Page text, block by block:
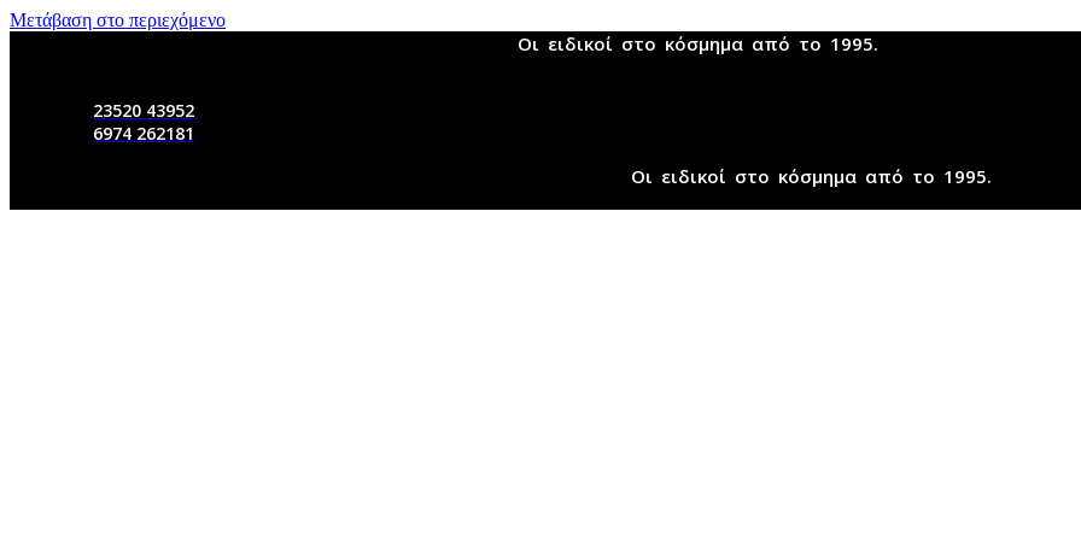
Μετάβαση στο περιεχόμενο
Οι ειδικοί στο κόσμημα από το 1995.
23520 43952
6974 262181
Οι ειδικοί στο κόσμημα από το 1995.